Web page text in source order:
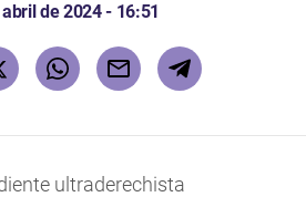
de 2024 - 16:51
ultraderechista